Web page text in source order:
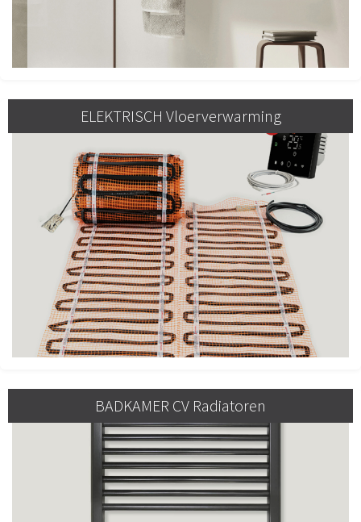
ELEKTRISCH Vloerverwarming
BADKAMER CV Radiatoren